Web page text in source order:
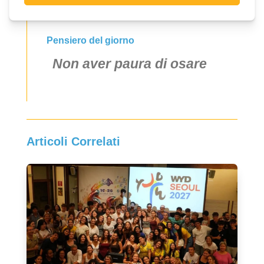
Pensiero del giorno
Non aver paura di osare
Articoli Correlati